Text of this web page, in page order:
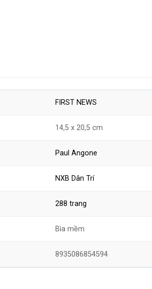
FIRST NEWS
14,5 x 20,5 cm
Paul Angone
NXB Dân Trí
288 trang
Bìa mềm
8935086854594